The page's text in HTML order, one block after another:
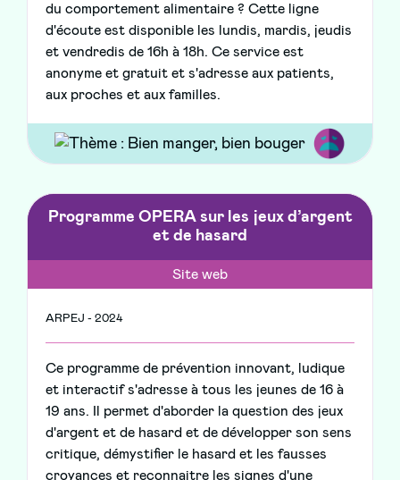
du comportement alimentaire ? Cette ligne
d'écoute est disponible les lundis, mardis, jeudis
et vendredis de 16h à 18h. Ce service est
anonyme et gratuit et s'adresse aux patients,
aux proches et aux familles.
Programme OPERA sur les jeux d’argent
et de hasard
Site web
ARPEJ - 2024
Ce programme de prévention innovant, ludique
et interactif s'adresse à tous les jeunes de 16 à
19 ans. Il permet d'aborder la question des jeux
d'argent et de hasard et de développer son sens
critique, démystifier le hasard et les fausses
croyances et reconnaitre les signes d'une